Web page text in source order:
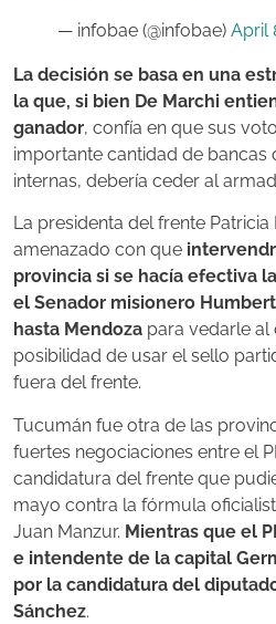
— infobae (@infobae) April
La decisión se basa en una
la que, si bien De Marchi
ganador, confía en que sus
importante cantidad de bancas
internas, debería ceder al
La presidenta del frente
amenazado con que
provincia si se hacía efectiva
el Senador misionero
hasta Mendoza para vedarle al
posibilidad de usar el sello
fuera del frente.
Tucumán fue otra de las
fuertes negociaciones entre el
candidatura del frente que
mayo contra la fórmula
Juan Manzur. Mientras que el
e intendente de la capital
por la candidatura del
Sánchez.